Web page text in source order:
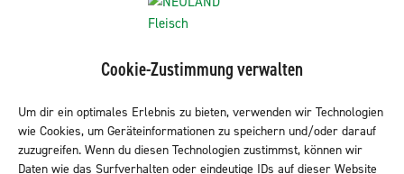
Cookie-Zustimmung verwalten
Um dir ein optimales Erlebnis zu bieten, verwenden wir Technologien
wie Cookies, um Geräteinformationen zu speichern und/oder darauf
zuzugreifen. Wenn du diesen Technologien zustimmst, können wir
Daten wie das Surfverhalten oder eindeutige IDs auf dieser Website
NEULAND-Produkte
Sortiment Kantine & Gastro
NEULAND finden